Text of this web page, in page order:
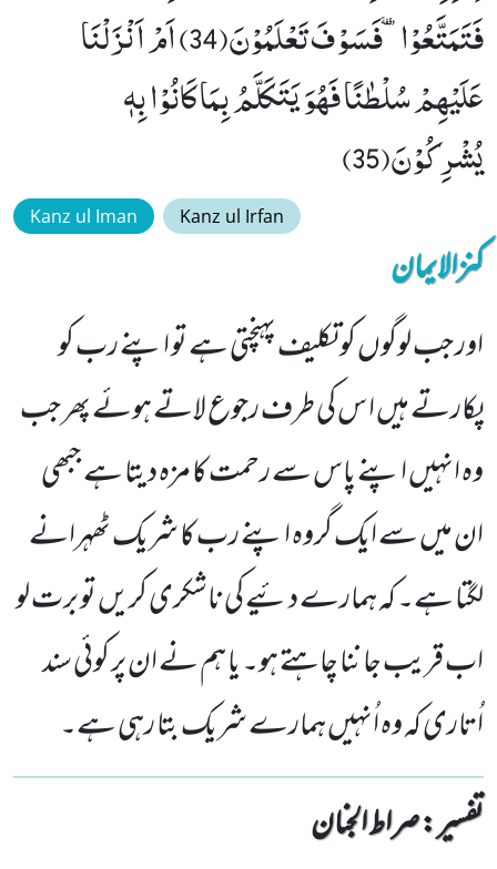
فَتَمَتَّعُوْاٙ-فَسَوْفَ تَعْلَمُوْنَ(34) اَمْ اَنْزَلْنَا
عَلَیْهِمْ سُلْطٰنًا فَهُوَ یَتَكَلَّمُ بِمَا كَانُوْا بِهٖ
یُشْرِكُوْنَ(35)
Kanz ul Iman Kanz ul Irfan
کنزالایمان
اور جب لوگوں کو تکلیف پہنچتی ہے تو اپنے رب کو
پکارتے ہیں ا س کی طرف رجوع لاتے ہوئے پھر جب
وہ انہیں اپنے پاس سے رحمت کا مزہ دیتا ہے جبھی
ان میں سے ایک گروہ اپنے رب کا شریک ٹھہرانے
لگتا ہے۔ کہ ہمارے دئیے کی ناشکری کریں تو برت لو
اب قریب جاننا چاہتے ہو۔ یا ہم نے ان پر کوئی سند
اُتاری کہ وہ اُنہیں ہمارے شریک بتا رہی ہے۔
تفسیر : ‎صراط الجنان